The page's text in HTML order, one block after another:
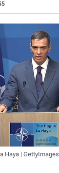
Haya | GettyImages